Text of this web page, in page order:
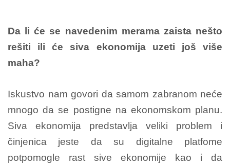
Da li će se navedenim merama zaista nešto
rešiti ili će siva ekonomija uzeti još više
maha?
Iskustvo nam govori da samom zabranom neće
mnogo da se postigne na ekonomskom planu.
Siva ekonomija predstavlja veliki problem i
činjenica jeste da su digitalne platfome
potpomogle rast sive ekonomije kao i da